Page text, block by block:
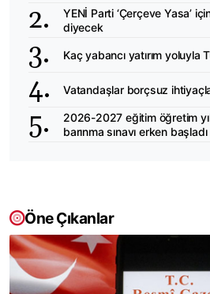
YENİ Parti ‘Çerçeve Yasa’
diyecek
Kaç yabancı yatırım yoluyla
Vatandaşlar borçsuz
2026-2027 eğitim öğretim
barınma sınavı erken başladı
Öne Çıkanlar